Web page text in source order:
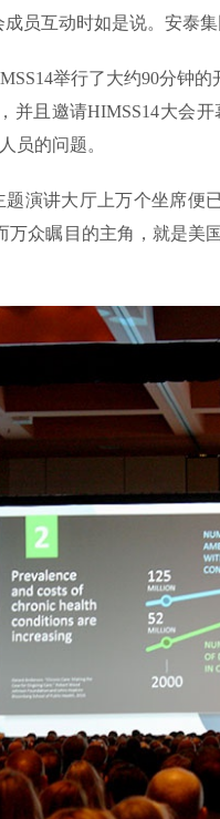
员互动时如是说。安泰
举行了大约90分钟
并且邀请HIMSS14大会
员的问题。
题演讲大厅上万个坐席
万众瞩目的主角，就是